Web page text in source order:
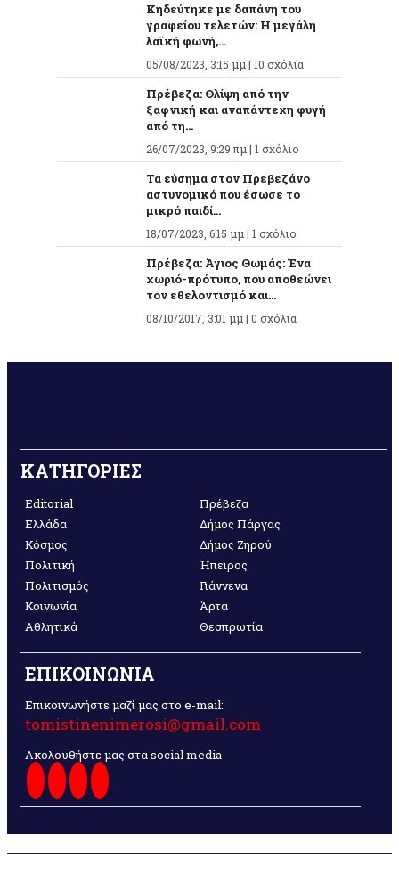
Κηδεύτηκε με δαπάνη του
γραφείου τελετών: Η μεγάλη
λαϊκή φωνή,...
05/08/2023, 3:15 μμ | 10 σχόλια
Πρέβεζα: Θλίψη από την
ξαφνική και αναπάντεχη φυγή
από τη...
26/07/2023, 9:29 πμ | 1 σχόλιο
Τα εύσημα στον Πρεβεζάνο
αστυνομικό που έσωσε το
μικρό παιδί...
18/07/2023, 6:15 μμ | 1 σχόλιο
Πρέβεζα: Άγιος Θωμάς: Ένα
χωριό-πρότυπο, που αποθεώνει
τον εθελοντισμό και...
08/10/2017, 3:01 μμ | 0 σχόλια
ΚΑΤΗΓΟΡΙΕΣ
Editorial
Ελλάδα
Κόσμος
Πολιτική
Πολιτισμός
Κοινωνία
Αθλητικά
Πρέβεζα
Δήμος Πάργας
Δήμος Ζηρού
Ήπειρος
Γιάννενα
Άρτα
Θεσπρωτία
ΕΠΙΚΟΙΝΩΝΙΑ
Επικοινωνήστε μαζί μας στο e-mail:
tomistinenimerosi@gmail.com
Ακολουθήστε μας στα social media